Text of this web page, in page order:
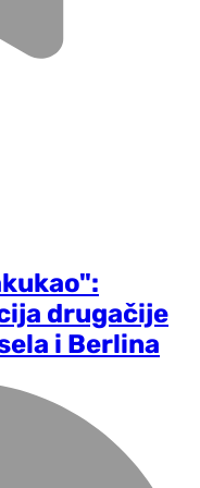
drugačije
i Berlina